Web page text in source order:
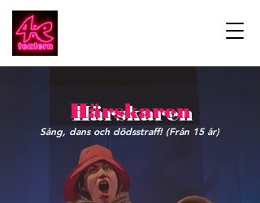
Härskaren
Sång, dans och dödsstraff! (Från 15 år)